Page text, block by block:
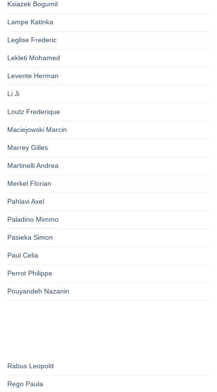
Ksiazek Bogumil
Lampe Katinka
Leglise Frederic
Lekleti Mohamed
Levente Herman
Li Ji
Loutz Frederique
Maciejowski Marcin
Marrey Gilles
Martinelli Andrea
Merkel Florian
Pahlavi Axel
Paladino Mimmo
Pasieka Simon
Paul Celia
Perrot Philippe
Pouyandeh Nazanin
Rabus Leopold
Rego Paula